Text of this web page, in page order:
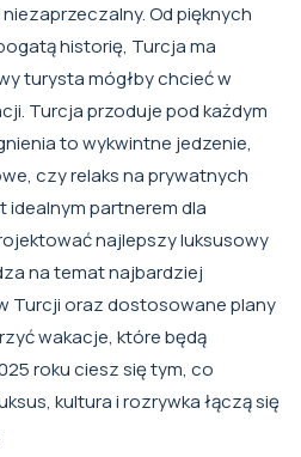
Od pięknych
historię, Turcja ma
turysta mógłby chcieć w
Turcja przoduje pod każdym
to wykwintne jedzenie,
czy relaks na prywatnych
idealnym partnerem dla
najlepszy luksusowy
na temat najbardziej
Turcji oraz dostosowane plany
wakacje, które będą
roku ciesz się tym, co
kultura i rozrywka łączą się